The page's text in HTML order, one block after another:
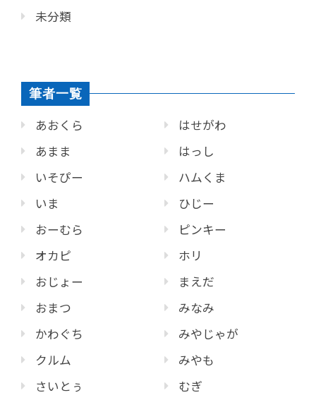
未分類
筆者一覧
あおくら
あまま
いそぴー
いま
おーむら
オカピ
おじょー
おまつ
かわぐち
クルム
さいとぅ
はせがわ
はっし
ハムくま
ひじー
ピンキー
ホリ
まえだ
みなみ
みやじゃが
みやも
むぎ